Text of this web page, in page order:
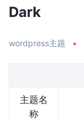
Dark
wordpress主题 •
主题名
称